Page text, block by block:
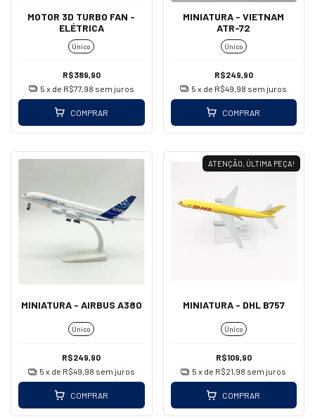
MOTOR 3D TURBO FAN -
ELÉTRICA
Único
R$389,90
5 x de R$77,98 sem juros
COMPRAR
MINIATURA - VIETNAM
ATR-72
Único
R$249,90
5 x de R$49,98 sem juros
COMPRAR
MINIATURA - AIRBUS A380
Único
R$249,90
5 x de R$49,98 sem juros
COMPRAR
ATENÇÃO, ÚLTIMA PEÇA!
MINIATURA - DHL B757
Único
R$109,90
5 x de R$21,98 sem juros
COMPRAR